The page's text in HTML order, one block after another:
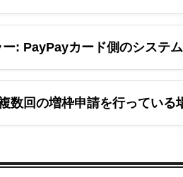
ー: PayPayカード側のシステ
数回の増枠申請を行っている